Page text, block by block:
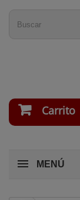
Carrito
MENÚ